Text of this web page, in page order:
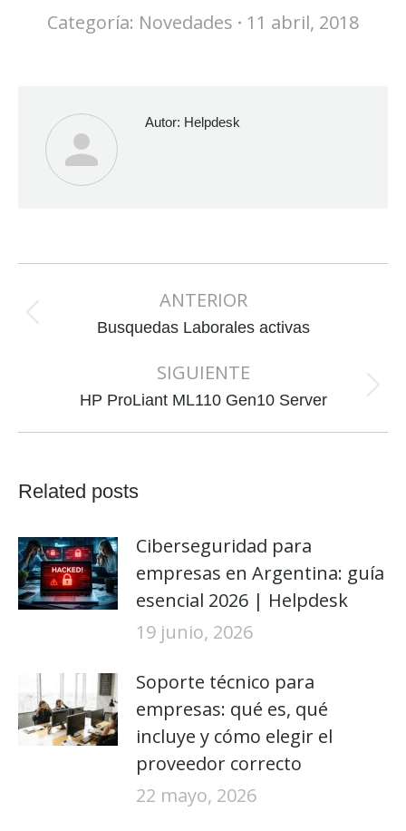
Categoría: Novedades 11 abril, 2018
Autor: Helpdesk
entre
publicaciones
ANTERIOR
Publicación
Busquedas Laborales activas
SIGUIENTE
Publicación
HP ProLiant ML110 Gen10 Server
Related posts
Ciberseguridad para
empresas en Argentina: guía
esencial 2026 | Helpdesk
19 junio, 2026
Soporte técnico para
empresas: qué es, qué
incluye y cómo elegir el
proveedor correcto
22 mayo, 2026